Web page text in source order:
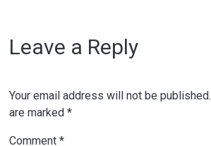
Leave a Reply
Your email address will not be published.
are marked *
Comment *